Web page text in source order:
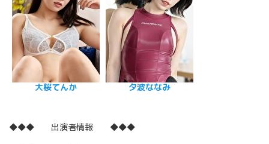
大桜てんか 夕波ななみ
◆◆◆ 出演者情報 ◆◆◆